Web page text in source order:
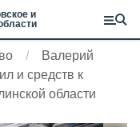
и
Валерий
и средств к
области